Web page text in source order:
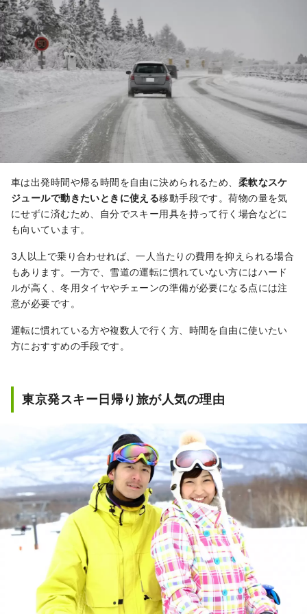
車は出発時間や帰る時間を自由に決められるため、 柔軟なスケ
ジュールで動きたいときに使える移動手段です。荷物の量を気
にせずに済むため、自分でスキー用具を持って行く場合などに
も向いています。
3人以上で乗り合わせれば、一人当たりの費用を抑えられる場合
もあります。一方で、雪道の運転に慣れていない方にはハード
ルが高く、冬用タイヤやチェーンの準備が必要になる点には注
意が必要です。
運転に慣れている方や複数人で行く方、時間を自由に使いたい
方におすすめの手段です。
東京発スキー日帰り旅が人気の理由